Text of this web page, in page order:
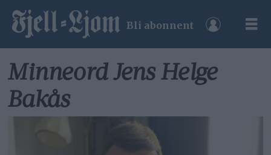
Bli abonnent
Minneord Jens Helge
Bakås